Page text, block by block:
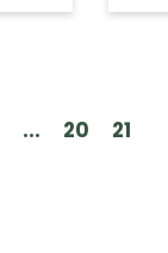
... 20 21